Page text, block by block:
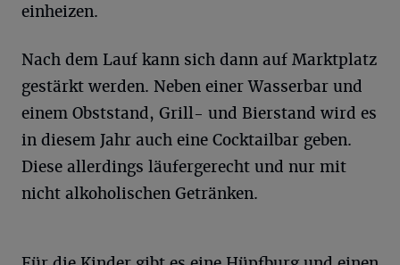
einheizen.
Nach dem Lauf kann sich dann auf Marktplatz
gestärkt werden. Neben einer Wasserbar und
einem Obststand, Grill- und Bierstand wird es
in diesem Jahr auch eine Cocktailbar geben.
Diese allerdings läufergerecht und nur mit
nicht alkoholischen Getränken.